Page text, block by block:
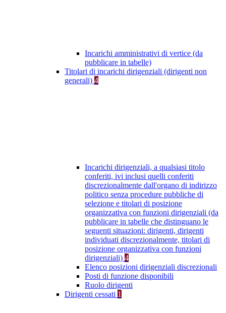
Incarichi amministrativi di vertice (da
pubblicare in tabelle)
Titolari di incarichi dirigenziali (dirigenti non
generali) 4
Incarichi dirigenziali, a qualsiasi titolo
conferiti, ivi inclusi quelli conferiti
discrezionalmente dall'organo di indirizzo
politico senza procedure pubbliche di
selezione e titolari di posizione
organizzativa con funzioni dirigenziali (da
pubblicare in tabelle che distinguano le
seguenti situazioni: dirigenti, dirigenti
individuati discrezionalmente, titolari di
posizione organizzativa con funzioni
dirigenziali) 4
Elenco posizioni dirigenziali discrezionali
Posti di funzione disponibili
Ruolo dirigenti
Dirigenti cessati 1